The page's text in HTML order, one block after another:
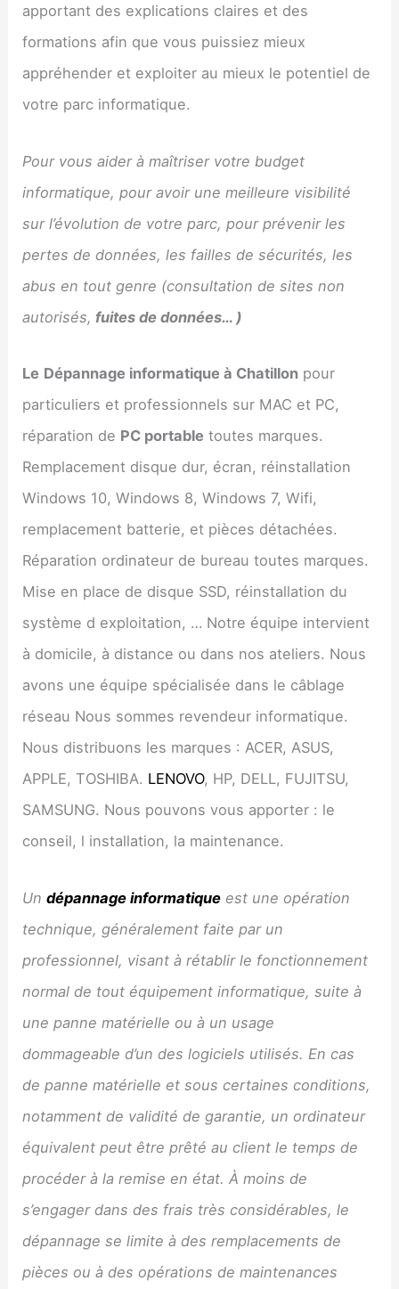
apportant des explications claires et des
formations afin que vous puissiez mieux
appréhender et exploiter au mieux le potentiel de
votre parc informatique.
Pour vous aider à maîtriser votre budget
informatique, pour avoir une meilleure visibilité
sur l’évolution de votre parc, pour prévenir les
pertes de données, les failles de sécurités, les
abus en tout genre (consultation de sites non
autorisés, fuites de données… )
Le Dépannage informatique à Chatillon pour
particuliers et professionnels sur MAC et PC,
réparation de PC portable toutes marques.
Remplacement disque dur, écran, réinstallation
Windows 10, Windows 8, Windows 7, Wifi,
remplacement batterie, et pièces détachées.
Réparation ordinateur de bureau toutes marques.
Mise en place de disque SSD, réinstallation du
système d exploitation, … Notre équipe intervient
à domicile, à distance ou dans nos ateliers. Nous
avons une équipe spécialisée dans le câblage
réseau Nous sommes revendeur informatique.
Nous distribuons les marques : ACER, ASUS,
APPLE, TOSHIBA. LENOVO, HP, DELL, FUJITSU,
SAMSUNG. Nous pouvons vous apporter : le
conseil, l installation, la maintenance.
Undépannage informatique est une opération
technique, généralement faite par un
professionnel, visant à rétablir le fonctionnement
normal de tout équipement informatique, suite à
une panne matérielle ou à un usage
dommageable d’un des logiciels utilisés. En cas
de panne matérielle et sous certaines conditions,
notamment de validité de garantie, un ordinateur
équivalent peut être prêté au client le temps de
procéder à la remise en état. À moins de
s’engager dans des frais très considérables, le
dépannage se limite à des remplacements de
pièces ou à des opérations de maintenances